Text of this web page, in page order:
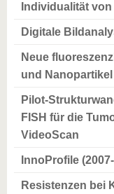
Individualität
Digitale
Neue
und Nanopartikel
Pilot-
FISH für die
VideoScan
InnoProfile
Resistenzen bei